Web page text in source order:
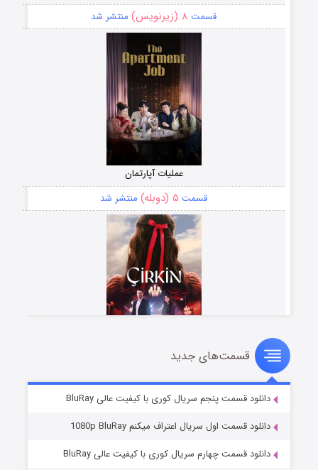
قسمت ۸ (زیرنویس) منتشر شد
عملیات آپارتمان
قسمت ۵ (دوبله) منتشر شد
سریال زشت
قسمت۲ (زیرنویس) منتشر شد
قسمت‌های جدید
دانلود قسمت پنجم سریال کوری با کیفیت عالی BluRay
دانلود قسمت اول سریال اعتراف میکنم 1080p BluRay
دانلود قسمت چهارم سریال کوری با کیفیت عالی BluRay